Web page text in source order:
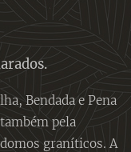
Bendada e Pena
pela
graníticos. A